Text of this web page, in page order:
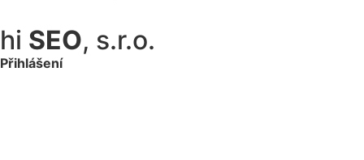
hi SEO, s.r.o.
Přihlášení